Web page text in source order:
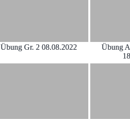
Übung Gr. 2 08.08.2022
Übung